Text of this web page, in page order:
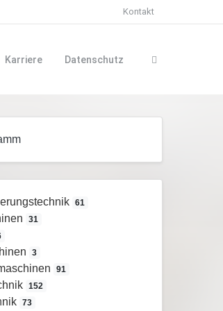
Kontakt
Karriere Datenschutz
61
31
3
91
152
73